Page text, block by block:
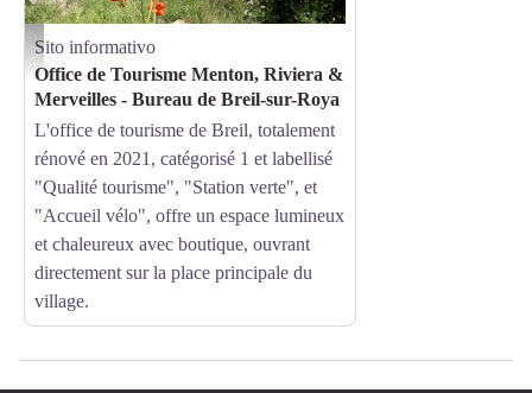
BIT Breil sur Roya - BIT Breil sur Roya
Sito informativo
Office de Tourisme Menton, Riviera &
Merveilles - Bureau de Breil-sur-Roya
L'office de tourisme de Breil, totalement
rénové en 2021, catégorisé 1 et labellisé
"Qualité tourisme", "Station verte", et
"Accueil vélo", offre un espace lumineux
et chaleureux avec boutique, ouvrant
directement sur la place principale du
village.